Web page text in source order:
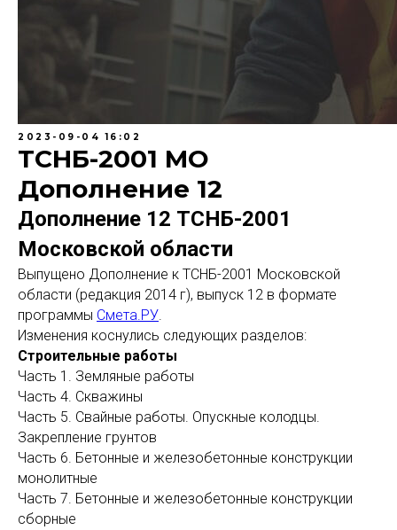
2023-09-04 16:02
ТСНБ-2001 МО
Дополнение 12
Дополнение 12 ТСНБ-2001
Московской области
Выпущено Дополнение к ТСНБ-2001 Московской
области (редакция 2014 г), выпуск 12 в формате
программы Смета.РУ.
Изменения коснулись следующих разделов:
Строительные работы
Часть 1. Земляные работы
Часть 4. Скважины
Часть 5. Свайные работы. Опускные колодцы.
Закрепление грунтов
Часть 6. Бетонные и железобетонные конструкции
монолитные
Часть 7. Бетонные и железобетонные конструкции
сборные